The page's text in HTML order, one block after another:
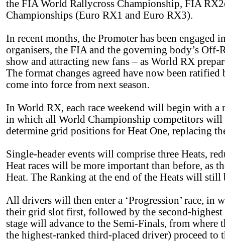
the FIA World Rallycross Championship, FIA
Championships (Euro RX1 and Euro RX3).
In recent months, the Promoter has been engaged
organisers, the FIA and the governing body’s
show and attracting new fans – as World RX
The format changes agreed have now been
come into force from next season.
In World RX, each race weekend will begin with a
in which all World Championship competitors will
determine grid positions for Heat One, replacing
Single-header events will comprise three Heats,
Heat races will be more important than before,
Heat. The Ranking at the end of the Heats will still
All drivers will then enter a ‘Progression’ race, in
their grid slot first, followed by the second-highest
stage will advance to the Semi-Finals, from
the highest-ranked third-placed driver) proceed to